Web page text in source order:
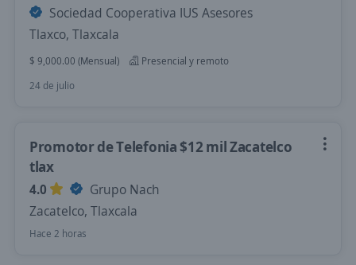
Sociedad Cooperativa IUS Asesores
Tlaxco, Tlaxcala
$ 9,000.00 (Mensual)
Presencial y remoto
24 de julio
Promotor de Telefonia $12 mil Zacatelco
tlax
4.0
Grupo Nach
Zacatelco, Tlaxcala
Hace 2 horas